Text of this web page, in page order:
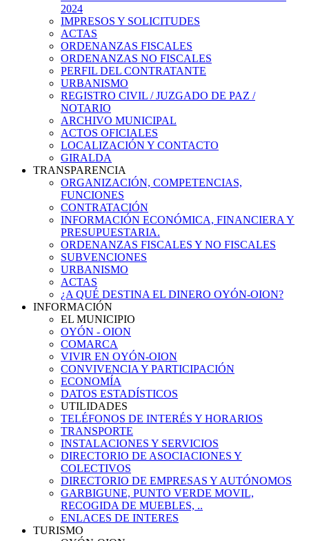
2024
IMPRESOS Y SOLICITUDES
ACTAS
ORDENANZAS FISCALES
ORDENANZAS NO FISCALES
PERFIL DEL CONTRATANTE
URBANISMO
REGISTRO CIVIL / JUZGADO DE PAZ /
NOTARIO
ARCHIVO MUNICIPAL
ACTOS OFICIALES
LOCALIZACIÓN Y CONTACTO
GIRALDA
TRANSPARENCIA
ORGANIZACIÓN, COMPETENCIAS,
FUNCIONES
CONTRATACIÓN
INFORMACIÓN ECONÓMICA, FINANCIERA Y
PRESUPUESTARIA.
ORDENANZAS FISCALES Y NO FISCALES
SUBVENCIONES
URBANISMO
ACTAS
¿A QUÉ DESTINA EL DINERO OYÓN-OION?
INFORMACIÓN
EL MUNICIPIO
OYÓN - OION
COMARCA
VIVIR EN OYÓN-OION
CONVIVENCIA Y PARTICIPACIÓN
ECONOMÍA
DATOS ESTADÍSTICOS
UTILIDADES
TELÉFONOS DE INTERÉS Y HORARIOS
TRANSPORTE
INSTALACIONES Y SERVICIOS
DIRECTORIO DE ASOCIACIONES Y
COLECTIVOS
DIRECTORIO DE EMPRESAS Y AUTÓNOMOS
GARBIGUNE, PUNTO VERDE MOVIL,
RECOGIDA DE MUEBLES, ..
ENLACES DE INTERES
TURISMO